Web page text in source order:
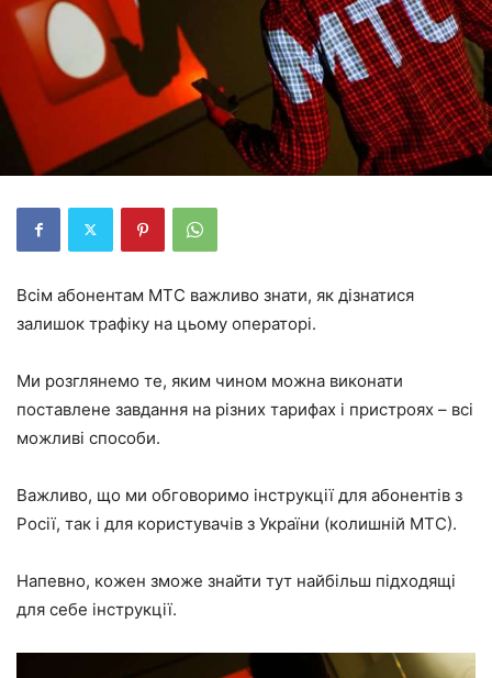
Всім абонентам МТС важливо знати, як дізнатися
залишок трафіку на цьому операторі.
Ми розглянемо те, яким чином можна виконати
поставлене завдання на різних тарифах і пристроях – всі
можливі способи.
Важливо, що ми обговоримо інструкції для абонентів з
Росії, так і для користувачів з України (колишній МТС).
Напевно, кожен зможе знайти тут найбільш підходящі
для себе інструкції.